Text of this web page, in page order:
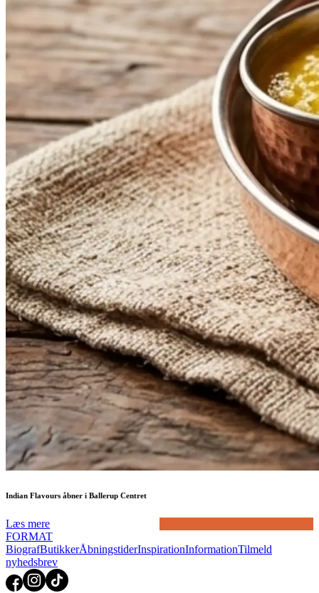
Indian Flavours åbner i Ballerup Centret
Læs mere
FORMAT
BiografButikkerÅbningstiderInspirationInformationTilmeld
nyhedsbrev